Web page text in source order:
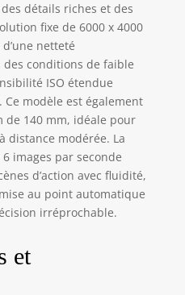
détails riches et des
fixe de 6000 x 4000
netteté
conditions de faible
ISO étendue
modèle est également
de 140 mm, idéale pour
distance modérée. La
images par seconde
d’action avec fluidité,
au point automatique
irréprochable.
et